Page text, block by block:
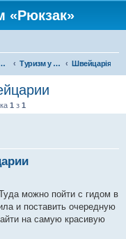
«Рюкзак»
туризм Туризм у Європі Швейцарія
1 з 1
можно пойти с гидом в
и поставить очередную
на самую красивую